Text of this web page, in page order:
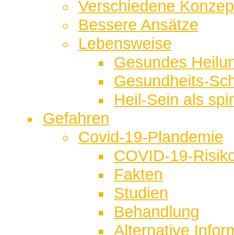
Verschiedene
Bessere Ansätze
Lebensweise
Gesundes
Gesundheits-
Heil-Sein als
Gefahren
Covid-19-Plandemie
COVID-19-
Fakten
Studien
Behandlung
Alternative